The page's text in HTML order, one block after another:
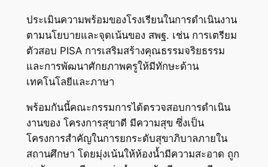
ประเมินความพร้อมของโรงเรียนในการดำเนินงาน
ตามนโยบายและจุดเน้นของ สพฐ. เช่น การเตรียม
ตัวสอบ PISA การเสริมสร้างคุณธรรมจริยธรรม
และการพัฒนาศักยภาพครูให้มีทักษะด้าน
เทคโนโลยีและภาษา
พร้อมกันนี้คณะกรรมการได้ตรวจสอบการดำเนิน
งานของ โครงการสุขาดี มีความสุข ซึ่งเป็น
โครงการสำคัญในการยกระดับสุขาภิบาลภายใน
สถานศึกษา โดยมุ่งเน้นให้ห้องน้ำมีความสะอาด ถูก